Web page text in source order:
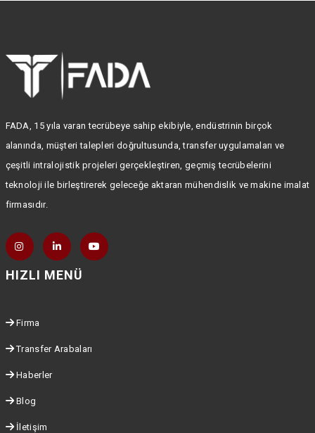
FADA, 15 yıla varan tecrübeye sahip ekibiyle, endüstrinin birçok
alanında, müşteri talepleri doğrultusunda, transfer uygulamaları ve
çeşitli intralojistik projeleri gerçekleştiren, geçmiş tecrübelerini
teknoloji ile birleştirerek geleceğe aktaran mühendislik ve makine imalat
firmasıdır.
HIZLI MENÜ
Firma
Transfer Arabaları
Haberler
Blog
İletişim